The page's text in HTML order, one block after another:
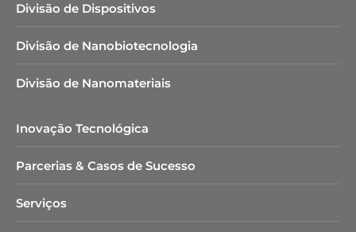
Divisão de Dispositivos
Divisão de Nanobiotecnologia​
Divisão de Nanomateriais
Inovação Tecnológica
Parcerias & Casos de Sucesso
Serviços